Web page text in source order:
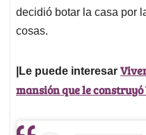
decidió botar la casa por
cosas.
|Le puede interesar
mansión que le construyó